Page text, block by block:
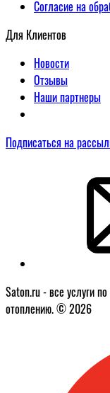
Согласие на
Для Клиентов
Новости
Отзывы
Наши партнеры
Подписаться на
Saton.ru - все услуги
отоплению. © 2026